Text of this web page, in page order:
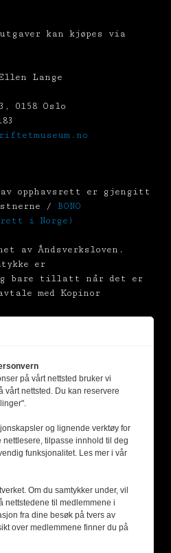
kan kjøpes via
Lange
0158 Oslo
opphavsrett er gjengitt
/ BONO
i Norge)
av Åndsverksloven.
er
bare tillatt når det er
med Kopinor
på vårt nettsted bruker vi
vårt nettsted. Du kan reservere
og lignende verktøy for
tilpasse innhold til deg
funksjonalitet. Les mer i vår
Om du samtykker under, vil
nettstedene til medlemmene i
fra dine besøk på tvers av
over medlemmene finner du på